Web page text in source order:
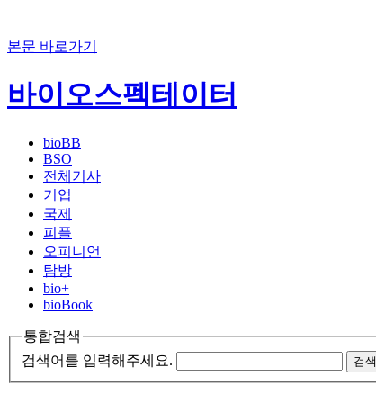
본문 바로가기
바이오스펙테이터
bioBB
BSO
전체기사
기업
국제
피플
오피니언
탐방
bio+
bioBook
통합검색
검색어를 입력해주세요.
검색